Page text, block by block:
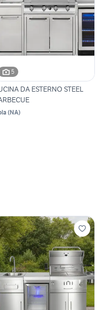
5
DA ESTERNO STEEL
(NA)